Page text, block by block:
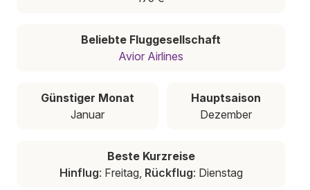
Beliebte Fluggesellschaft
Avior Airlines
Günstiger Monat
Januar
Hauptsaison
Dezember
Beste Kurzreise
Hinflug: Freitag, Rückflug: Dienstag